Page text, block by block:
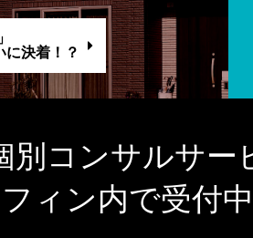
決着！？
別コンサルサー
ィン内で受付中